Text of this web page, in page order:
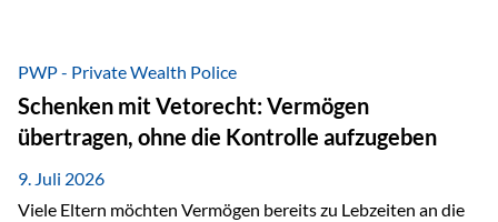
Vermögen verfügen können. Genau für diese
Ausgangssituation bietet die Private Wealth Police der
Vienna-Life eine durchdachte Gestaltungsmöglichkeit. Die
Ausgangssituation Stellen Sie sich folgendes Beispiel vor:
Ein…
PWP - Private Wealth Police
Schenken mit Vetorecht: Vermögen
übertragen, ohne die Kontrolle aufzugeben
9. Juli 2026
Viele Eltern möchten Vermögen bereits zu Lebzeiten an die